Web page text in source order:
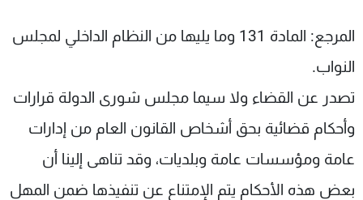
المرجع: المادة 131 وما يليها من النظام الداخلي لمجلس
النواب.
تصدر عن القضاء ولا سيما مجلس شورى الدولة قرارات
وأحكام قضائية بحق أشخاص القانون العام من إدارات
عامة ومؤسسات عامة وبلديات، وقد تناهى إلينا أن
بعض هذه الأحكام يتم الإمتناع عن تنفيذها ضمن المهل